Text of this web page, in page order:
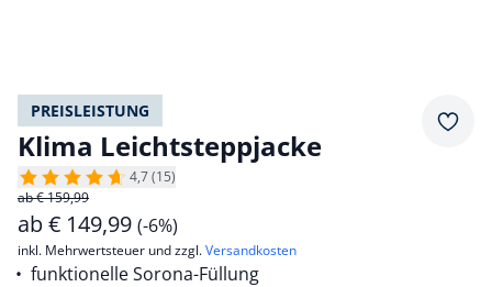
PREISLEISTUNG
Klima Leichtsteppjacke
4,7 (15)
ab € 159,99
ab€ 149,99 (-6%)
inkl. Mehrwertsteuer und zzgl.Versandkosten
funktionelle Sorona-Füllung